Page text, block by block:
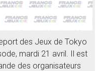
des Jeux de Tokyo
mardi 21 avril. Il est
des organisateurs